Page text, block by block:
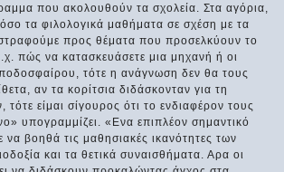
που ακολουθούν τα σχολεία. Στα αγόρια,
τα φιλολογικά μαθήματα σε σχέση με τα
προς θέματα που προσελκύουν το
πώς να κατασκευάσετε μια μηχανή ή οι
τότε η ανάγνωση δεν θα τους
αν τα κορίτσια διδάσκονταν για τη
τότε είμαι σίγουρος ότι το ενδιαφέρον τους
υπογραμμίζει. «Ενα επιπλέον σημαντικό
να βοηθά τις μαθησιακές ικανότητες των
και τα θετικά συναισθήματα. Αρα οι